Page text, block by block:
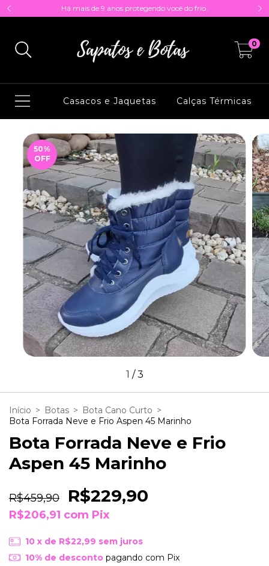
Há mais de 9 anos protegendo você do frio.
0
Casacos e Jaquetas Calças Térmicas
50%
OFF
1 /3
Início > Botas > Bota Cano Curto >
Bota Forrada Neve e Frio Aspen 45 Marinho
Bota Forrada Neve e Frio
Aspen 45 Marinho
R$459,90 R$229,90
R$206,91 com Pix
10 x de R$22,99 sem juros
10% de descontopagando com Pix